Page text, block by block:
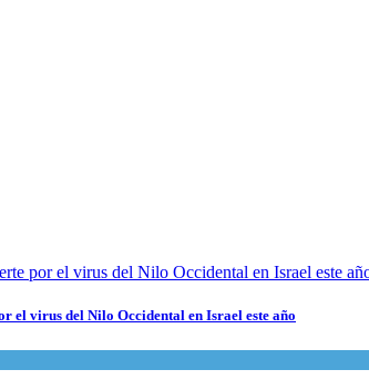
el virus del Nilo Occidental en Israel este año